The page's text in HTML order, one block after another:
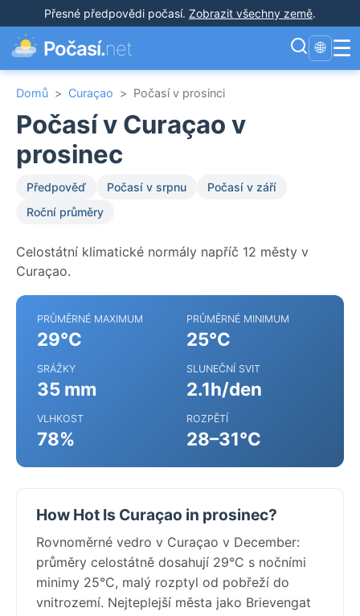
Přesné předpovědi počasí. Zobrazit všechny země.
Počasí.net 🌐 ☰
Domů > Curaçao > Počasí v prosinci
Počasí v Curaçao v
prosinec
Předpověď Počasí v srpnu
Počasí v září
Roční průměry
Celostátní klimatické normály napříč 12 městy v
Curaçao.
PRŮMĚRNÉ MAXIMUM
29°C
PRŮMĚRNÉ MINIMUM
25°C
SRÁŽKY
35 mm
SLUNEČNÍ SVIT
2.1h/den
VLHKOST
78%
ROZPĚTÍ
28–31°C
How Hot Is Curaçao in prosinec?
Rovnoměrné vedro v Curaçao v December:
průměry celostátně dosahují 29°C s nočními
minimy 25°C, malý rozptyl od pobřeží do
vnitrozemí. Nejteplejší města jako Brievengat